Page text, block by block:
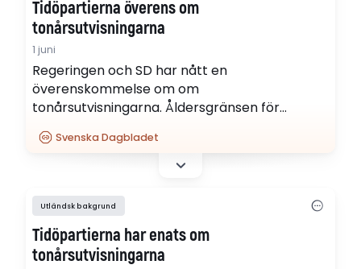
rasifieras som…
Tidöpartierna överens om
tonårsutvisningarna
1 juni
Regeringen och SD har nått en
överenskommelse om om
tonårsutvisningarna. Åldersgränsen för
tonårsutvisningar höjs till 21 år – och utvisade
ungdomar får ny chans.
Svenska Dagbladet
Utländsk bakgrund
Tidöpartierna har enats om
tonårsutvisningarna